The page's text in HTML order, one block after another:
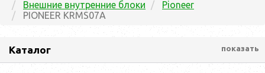
Внешние внутренние блоки
Pioneer
PIONEER KRMS07A
Каталог показать